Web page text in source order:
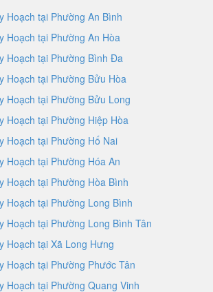
Hoạch tại Phường An Bình
Hoạch tại Phường An Hòa
Hoạch tại Phường Bình Đa
Hoạch tại Phường Bửu Hòa
Hoạch tại Phường Bửu Long
Hoạch tại Phường Hiệp Hòa
Hoạch tại Phường Hố Nai
Hoạch tại Phường Hóa An
Hoạch tại Phường Hòa Bình
Hoạch tại Phường Long Bình
Hoạch tại Phường Long Bình Tân
Hoạch tại Xã Long Hưng
Hoạch tại Phường Phước Tân
Hoạch tại Phường Quang Vinh